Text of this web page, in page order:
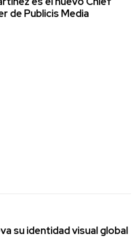
de Publicis Media
su identidad visual global